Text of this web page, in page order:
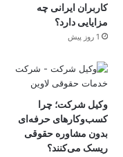
کاربران ایرانی چه
مزایایی دارد؟
1 روز پیش
وکیل شرکت؛ چرا
کسب‌وکارهای حرفه‌ای
بدون مشاوره حقوقی
ریسک می‌کنند؟